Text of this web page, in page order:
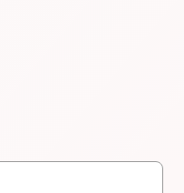
いて厳正に対処さ